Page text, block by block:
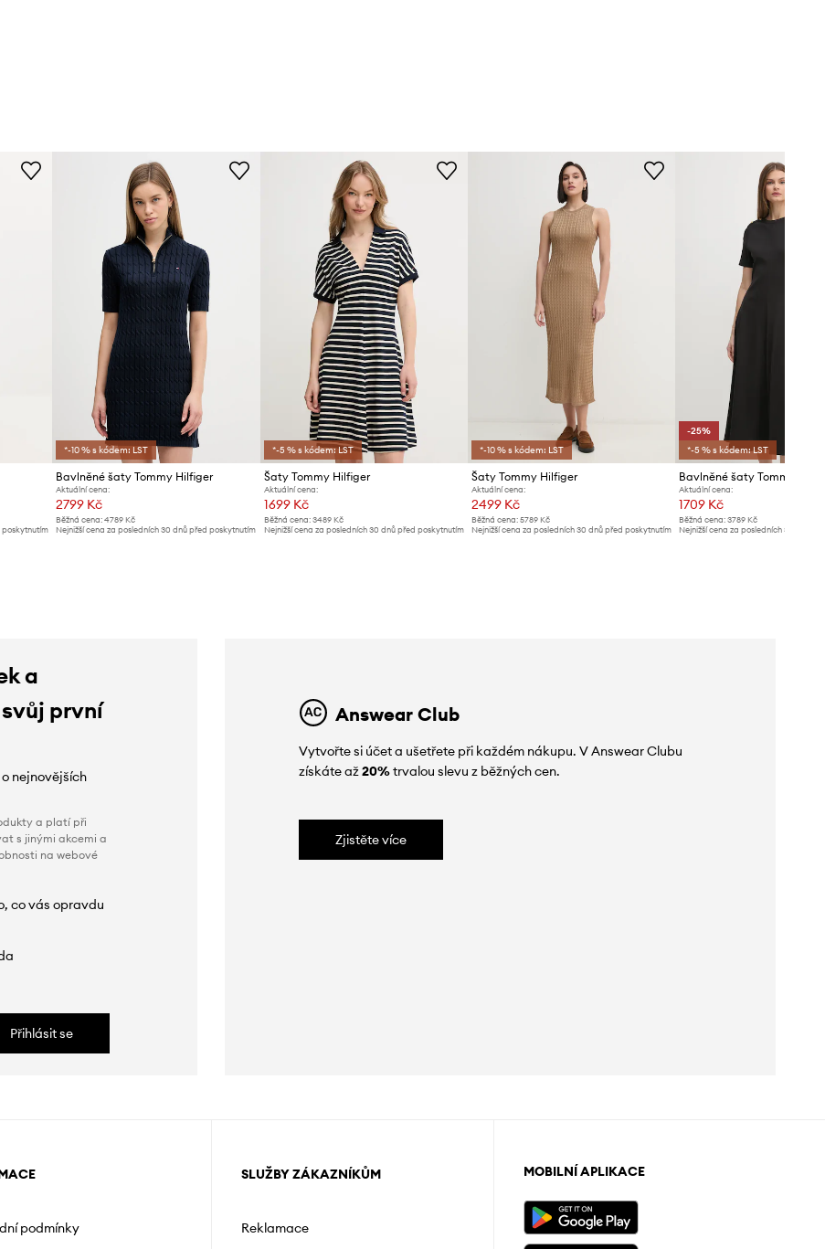
poskytnutím
*-10 % s kódem: LST
Bavlněné šaty Tommy Hilfiger
Aktuální cena:
2799 Kč
Běžná cena: 4789 Kč
Nejnižší cena za posledních 30 dnů před poskytnutím
*-5 % s kódem: LST
Šaty Tommy Hilfiger
Aktuální cena:
1699 Kč
Běžná cena: 3489 Kč
Nejnižší cena za posledních 30 dnů před poskytnutím
*-10 % s kódem: LST
Šaty Tommy Hilfiger
Aktuální cena:
2499 Kč
Běžná cena:5789 Kč
Nejnižší cena za posledních 30 dnů před poskytnutím
-25%
*-5 % s kódem: LST
Bavlněné šaty Tommy
Aktuální cena:
1709 Kč
Běžná cena: 3789 Kč
Nejnižší cena za posledních 30 dnů
a
první
nejnovějších
a platí při
s jinými akcemi a
na webové
co vás opravdu
Přihlásit se
Answear Club
Vytvořte si účet a ušetřete při každém nákupu. V Answear Clubu
získáte až20%trvalou slevu z běžných cen.
Zjistěte více
podmínky
SLUŽBY ZÁKAZNÍKŮM
Reklamace
MOBILNÍ APLIKACE